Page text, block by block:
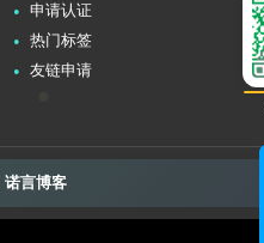
申请认证
热门标签
友链申请
诺言博客